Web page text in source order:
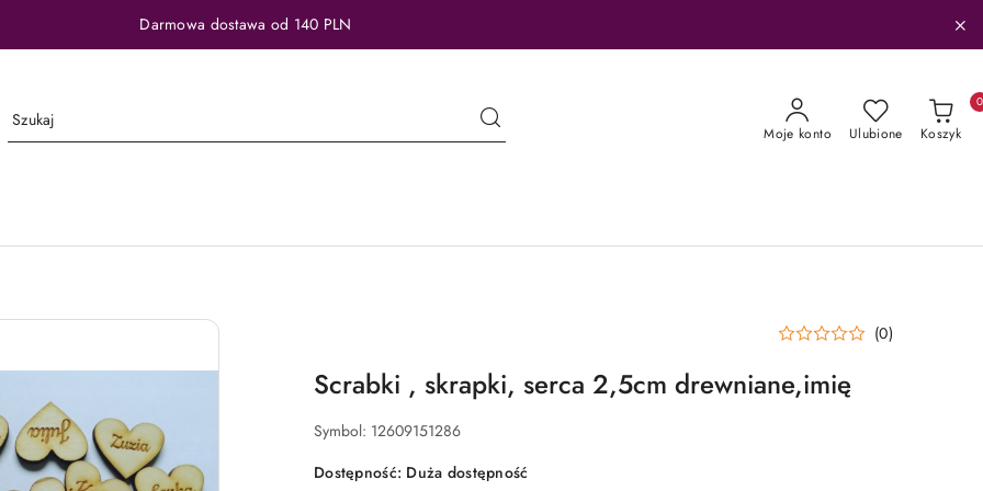
Darmowa dostawa od 140 PLN
Moje konto Ulubione Koszyk
0
(0)
Scrabki , skrapki, serca 2,5cm drewniane,imię
Symbol: 12609151286
Dostępność: Duża dostępność